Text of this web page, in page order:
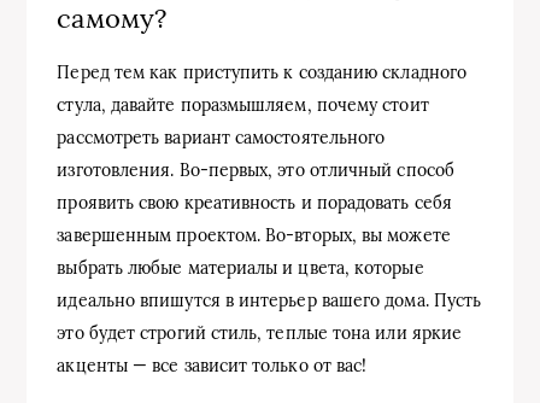
самому?
Перед тем как приступить к созданию складного
стула, давайте поразмышляем, почему стоит
рассмотреть вариант самостоятельного
изготовления. Во-первых, это отличный способ
проявить свою креативность и порадовать себя
завершенным проектом. Во-вторых, вы можете
выбрать любые материалы и цвета, которые
идеально впишутся в интерьер вашего дома. Пусть
это будет строгий стиль, теплые тона или яркие
акценты — все зависит только от вас!